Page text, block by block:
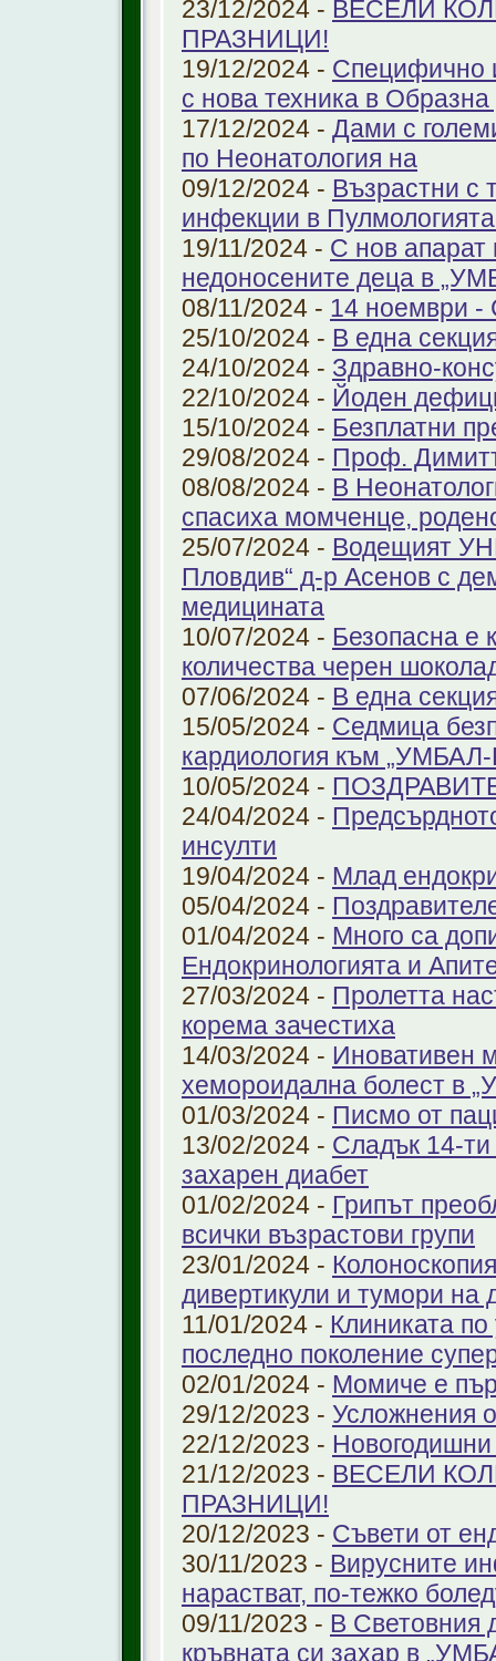
23/12/2024 - ВЕСЕЛИ
ПРАЗНИЦИ!
19/12/2024 - Специфично
с нова техника в Образна
17/12/2024 - Дами с
по Неонатология на
09/12/2024 - Възрастни с
инфекции в
19/11/2024 - С нов
недоносените деца в
08/11/2024 - 14 ноември -
25/10/2024 - В една
24/10/2024 - Здравно-
22/10/2024 - Йоден
15/10/2024 - Безплатни
29/08/2024 - Проф.
08/08/2024 - В
спасиха момченце,
25/07/2024 - Водещият
Пловдив“ д-р Асенов с
медицината
10/07/2024 - Безопасна е
количества черен
07/06/2024 - В една
15/05/2024 - Седмица
кардиология към
10/05/2024 -
24/04/2024 -
инсулти
19/04/2024 - Млад
05/04/2024 -
01/04/2024 - Много са
Ендокринологията и
27/03/2024 - Пролетта
корема зачестиха
14/03/2024 - Иновативен
хемороидална болест в
01/03/2024 - Писмо от
13/02/2024 - Сладък 14-
захарен диабет
01/02/2024 - Грипът
всички възрастови групи
23/01/2024 -
дивертикули и тумори на
11/01/2024 - Клиниката
последно поколение
02/01/2024 - Момиче е
29/12/2023 - Усложнения
22/12/2023 -
21/12/2023 - ВЕСЕЛИ
ПРАЗНИЦИ!
20/12/2023 - Съвети от
30/11/2023 - Вирусните
нарастват, по-тежко
09/11/2023 - В Световния
кръвната си захар в